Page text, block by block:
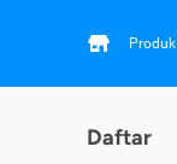
Produk
Daftar